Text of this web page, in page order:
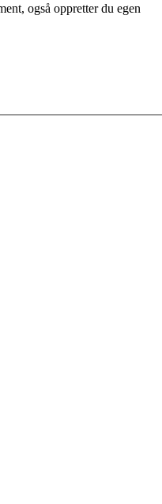
også oppretter du egen